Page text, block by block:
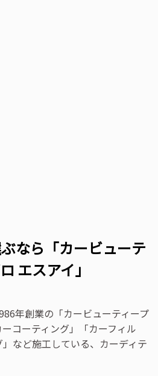
なら「カービューテ
エスアイ」
年創業の「カービューティープ
コーティング」「カーフィル
など施工している、カーディテ